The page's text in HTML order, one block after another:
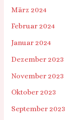
März 2024
Februar 2024
Januar 2024
Dezember 2023
November 2023
Oktober 2023
September 2023